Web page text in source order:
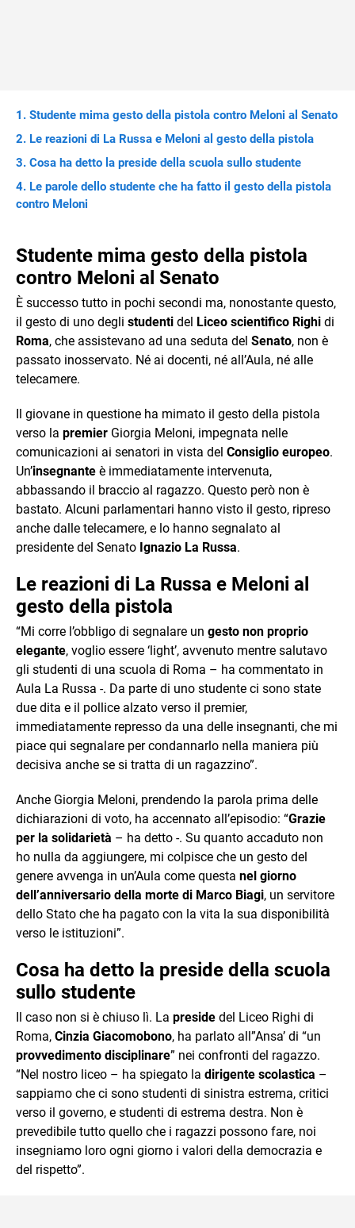
Studente mima gesto della pistola contro Meloni al Senato
Le reazioni di La Russa e Meloni al gesto della pistola
Cosa ha detto la preside della scuola sullo studente
Le parole dello studente che ha fatto il gesto della pistola
contro Meloni
Studente mima gesto della pistola
contro Meloni al Senato
È successo tutto in pochi secondi ma, nonostante questo,
il gesto di uno degli studenti del Liceo scientifico Righi di
Roma, che assistevano ad una seduta del Senato, non è
passato inosservato. Né ai docenti, né all’Aula, né alle
telecamere.
Il giovane in questione ha mimato il gesto della pistola
verso la premier Giorgia Meloni, impegnata nelle
comunicazioni ai senatori in vista del Consiglio europeo.
Un’insegnante è immediatamente intervenuta,
abbassando il braccio al ragazzo. Questo però non è
bastato. Alcuni parlamentari hanno visto il gesto, ripreso
anche dalle telecamere, e lo hanno segnalato al
presidente del Senato Ignazio La Russa.
Le reazioni di La Russa e Meloni al
gesto della pistola
“Mi corre l’obbligo di segnalare un gesto non proprio
elegante, voglio essere ‘light’, avvenuto mentre salutavo
gli studenti di una scuola di Roma – ha commentato in
Aula La Russa -. Da parte di uno studente ci sono state
due dita e il pollice alzato verso il premier,
immediatamente represso da una delle insegnanti, che mi
piace qui segnalare per condannarlo nella maniera più
decisiva anche se si tratta di un ragazzino”.
Anche Giorgia Meloni, prendendo la parola prima delle
dichiarazioni di voto, ha accennato all’episodio: “Grazie
per la solidarietà – ha detto -. Su quanto accaduto non
ho nulla da aggiungere, mi colpisce che un gesto del
genere avvenga in un’Aula come questa nel giorno
dell’anniversario della morte di Marco Biagi, un servitore
dello Stato che ha pagato con la vita la sua disponibilità
verso le istituzioni”.
Cosa ha detto la preside della scuola
sullo studente
Il caso non si è chiuso lì. La preside del Liceo Righi di
Roma, Cinzia Giacomobono, ha parlato all”Ansa’ di “un
provvedimento disciplinare” nei confronti del ragazzo.
“Nel nostro liceo – ha spiegato la dirigente scolastica –
sappiamo che ci sono studenti di sinistra estrema, critici
verso il governo, e studenti di estrema destra. Non è
prevedibile tutto quello che i ragazzi possono fare, noi
insegniamo loro ogni giorno i valori della democrazia e
del rispetto”.